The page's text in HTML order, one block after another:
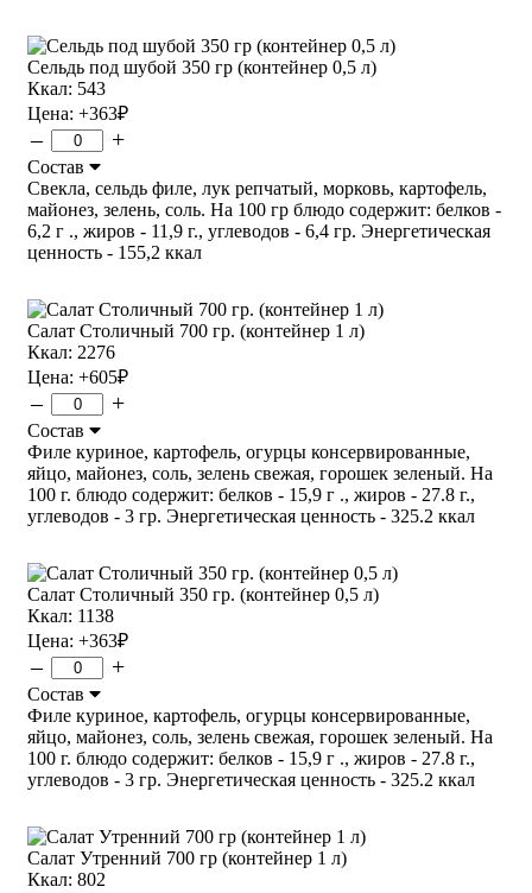
Сельдь под шубой 350 гр (контейнер 0,5 л)
Ккал: 543
Цена: +363₽
– +
Состав
Свекла, сельдь филе, лук репчатый, морковь, картофель,
майонез, зелень, соль. На 100 гр блюдо содержит: белков -
6,2 г ., жиров - 11,9 г., углеводов - 6,4 гр. Энергетическая
ценность - 155,2 ккал
Салат Столичный 700 гр. (контейнер 1 л)
Ккал: 2276
Цена: +605₽
– +
Состав
Филе куриное, картофель, огурцы консервированные,
яйцо, майонез, соль, зелень свежая, горошек зеленый. На
100 г. блюдо содержит: белков - 15,9 г ., жиров - 27.8 г.,
углеводов - 3 гр. Энергетическая ценность - 325.2 ккал
Салат Столичный 350 гр. (контейнер 0,5 л)
Ккал: 1138
Цена: +363₽
– +
Состав
Филе куриное, картофель, огурцы консервированные,
яйцо, майонез, соль, зелень свежая, горошек зеленый. На
100 г. блюдо содержит: белков - 15,9 г ., жиров - 27.8 г.,
углеводов - 3 гр. Энергетическая ценность - 325.2 ккал
Салат Утренний 700 гр (контейнер 1 л)
Ккал: 802